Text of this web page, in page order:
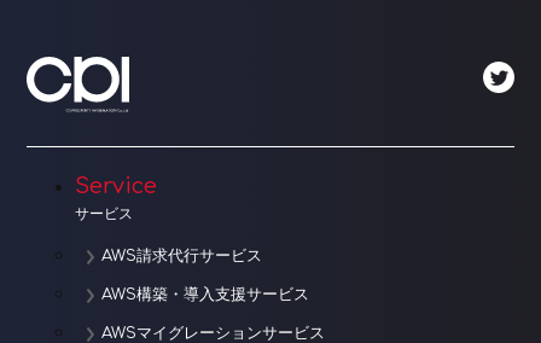
Service
サービス
AWS請求代行サービス
AWS構築・導入支援サービス
AWSマイグレーションサービス